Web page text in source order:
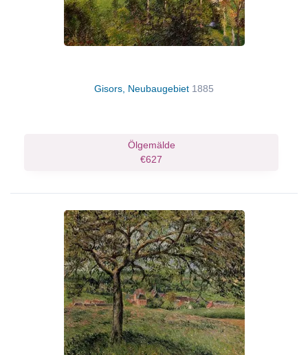
Gisors, Neubaugebiet 1885
Ölgemälde
€627